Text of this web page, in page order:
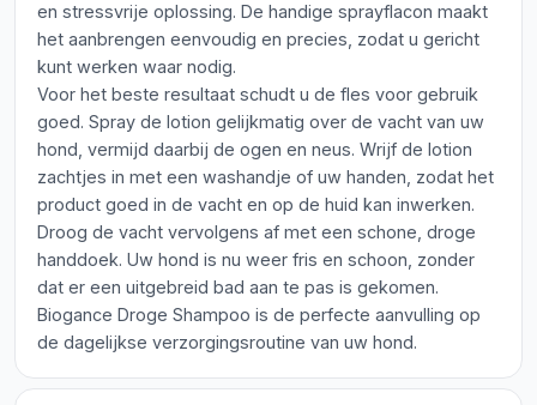
en stressvrije oplossing. De handige sprayflacon maakt
het aanbrengen eenvoudig en precies, zodat u gericht
kunt werken waar nodig.
Voor het beste resultaat schudt u de fles voor gebruik
goed. Spray de lotion gelijkmatig over de vacht van uw
hond, vermijd daarbij de ogen en neus. Wrijf de lotion
zachtjes in met een washandje of uw handen, zodat het
product goed in de vacht en op de huid kan inwerken.
Droog de vacht vervolgens af met een schone, droge
handdoek. Uw hond is nu weer fris en schoon, zonder
dat er een uitgebreid bad aan te pas is gekomen.
Biogance Droge Shampoo is de perfecte aanvulling op
de dagelijkse verzorgingsroutine van uw hond.